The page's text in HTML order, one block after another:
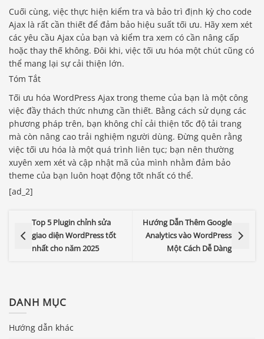
Cuối cùng, việc thực hiện kiểm tra và bảo trì định kỳ cho code
Ajax là rất cần thiết để đảm bảo hiệu suất tối ưu. Hãy xem xét
các yêu cầu Ajax của bạn và kiểm tra xem có cần nâng cấp
hoặc thay thế không. Đôi khi, việc tối ưu hóa một chút cũng có
thể mang lại sự cải thiện lớn.
Tóm Tắt
Tối ưu hóa WordPress Ajax trong theme của bạn là một công
việc đầy thách thức nhưng cần thiết. Bằng cách sử dụng các
phương pháp trên, bạn không chỉ cải thiện tốc độ tải trang
mà còn nâng cao trải nghiệm người dùng. Đừng quên rằng
việc tối ưu hóa là một quá trình liên tục; bạn nên thường
xuyên xem xét và cập nhật mã của mình nhằm đảm bảo
theme của bạn luôn hoạt động tốt nhất có thể.
[ad_2]
Top 5 Plugin chỉnh sửa
giao diện WordPress tốt
nhất cho năm 2025
Hướng Dẫn Thêm Google
Analytics vào WordPress
Một Cách Dễ Dàng
DANH MỤC
Hướng dẫn khác